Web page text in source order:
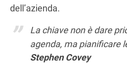
dell’azienda.
La chiave non è dare
agenda, ma pianificare
Stephen Covey